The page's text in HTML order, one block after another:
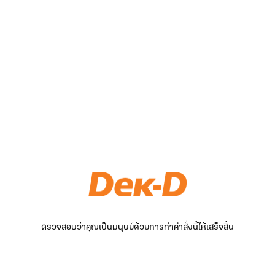
ตรวจสอบว่าคุณเป็นมนุษย์ด้วยการทำคำสั่งนี้ให้เสร็จสิ้น